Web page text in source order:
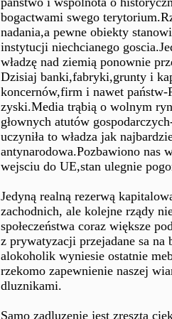
bogactwami swego
nadania,a pewne obiekty
instytucji niechcianego
władzę nad ziemią ponownie
Dzisiaj banki,fabryki,grunty i
koncernów,firm i nawet
zyski.Media trąbią o wolnym
głownych atutów
uczyniła to władza jak
antynarodowa.Pozbawiono nas
wejsciu do UE,stan ulegnie
Jedyną realną rezerwą
zachodnich, ale kolejne rządy
społeczeństwa coraz większe
z prywatyzacji przejadane sa na
alokoholik wyniesie ostatnie
rzekomo zapewnienie naszej
dluznikami.
Samo zadluzenie jest zresztą